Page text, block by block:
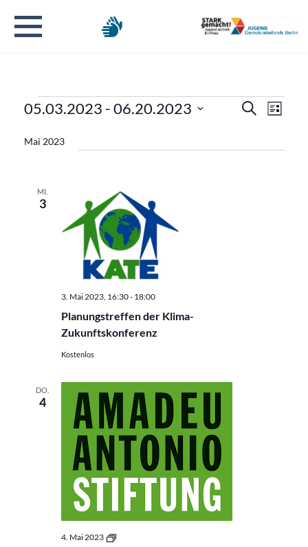
Veranstaltungen Suche
Liste
05.03.2023 - 06.20.2023
wählen.
Mai 2023
MI.
3
Planungstreffen der Klima-
Zukunftskonferenz
3. Mai 2023, 16:30- 18:00
Kostenlos
DO.
4
4. Mai 2023
Wissenssnacks